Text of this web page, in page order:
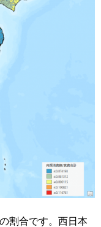
割合です。西日本